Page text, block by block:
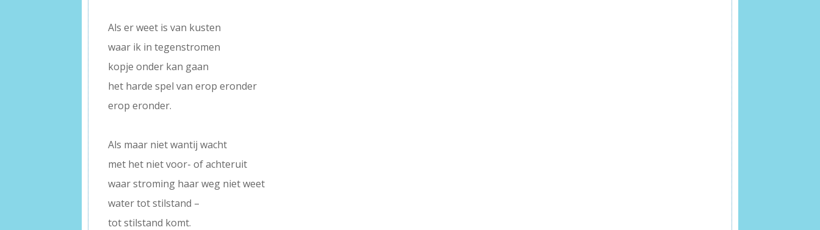
Als er weet is van kusten
waar ik in tegenstromen
kopje onder kan gaan
het harde spel van erop eronder
erop eronder.
Als maar niet wantij wacht
met het niet voor- of achteruit
waar stroming haar weg niet weet
water tot stilstand –
tot stilstand komt.